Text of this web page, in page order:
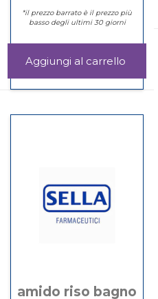
*il prezzo barrato è il prezzo più
basso degli ultimi 30 giorni
SAP
100G al
Informazioni
su VEA
SAP
amido riso bagno